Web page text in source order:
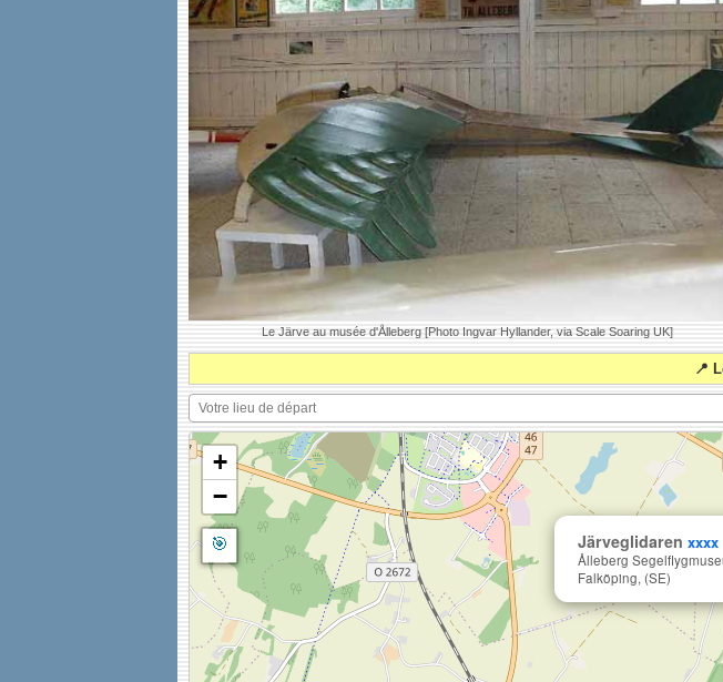
Le Järve au musée d'Ålleberg [Photo Ingvar Hyllander, via Scale Soaring UK]
📍
Järveglidaren xxxx
Ålleberg
Falköping, (SE)
+
−
🎯